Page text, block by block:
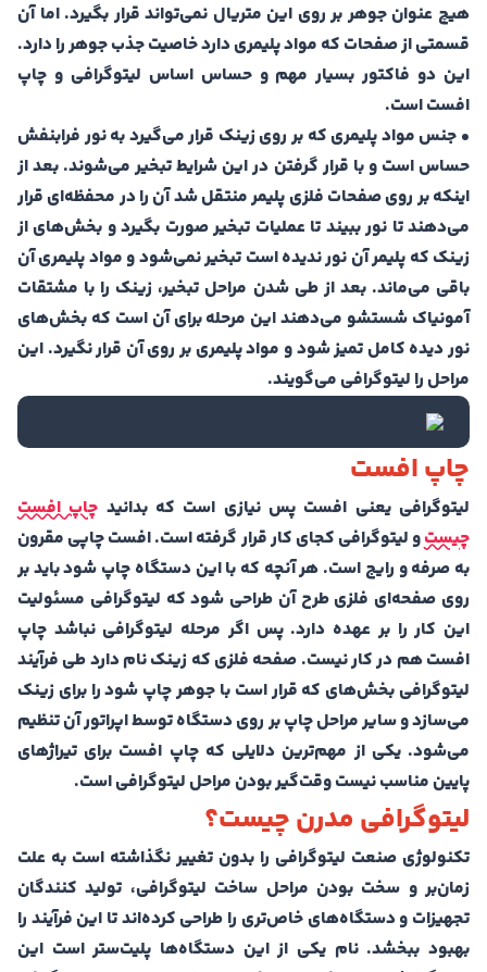
هیچ عنوان جوهر بر روی این متریال نمی‌تواند قرار بگیرد. اما آن
قسمتی از صفحات که مواد پلیمری دارد خاصیت جذب جوهر را دارد.
این دو فاکتور بسیار مهم و حساس اساس لیتوگرافی و چاپ
افست است.
• جنس مواد پلیمری که بر روی زینک قرار می‌گیرد به نور فرابنفش
حساس است و با قرار گرفتن در این شرایط تبخیر می‌شوند‌. بعد از
اینکه بر روی صفحات فلزی پلیمر منتقل شد آن را در محفظه‌ای قرار
می‌دهند تا نور ببیند تا عملیات تبخیر صورت بگیرد و بخش‌های از
زینک که پلیمر آن نور ندیده است تبخیر نمی‌شود و مواد پلیمری آن
باقی می‌ماند. بعد از طی شدن مراحل تبخیر، زینک را با مشتقات
آمونیاک شستشو می‌دهند این مرحله برای آن است که بخش‌های
نور دیده کامل تمیز شود و مواد پلیمری بر روی آن قرار نگیرد. این
مراحل را لیتوگرافی می‌گویند.
چاپ افست
لیتوگرافی یعنی افست پس نیازی است که بدانید چاپ افست
چیستو لیتوگرافی کجای کار قرار گرفته است. افست چاپی مقرون
به صرفه و رایج است. هر آنچه که با این دستگاه چاپ شود باید بر
روی صفحه‌ای فلزی طرح آن طراحی شود که لیتوگرافی مسئولیت
این کار را بر عهده دارد. پس اگر مرحله لیتوگرافی نباشد چاپ
افست هم در کار نیست. صفحه فلزی که زینک نام دارد طی فرآیند
لیتوگرافی بخش‌های که قرار است با جوهر چاپ شود را برای زینک
می‌سازد و سایر مراحل چاپ بر روی دستگاه توسط اپراتور آن تنظیم
می‌شود. یکی از مهم‌ترین دلایلی که چاپ افست برای تیراژهای
پایین مناسب نیست وقت‌گیر بودن مراحل لیتوگرافی است.
لیتوگرافی مدرن چیست؟
تکنولوژی صنعت لیتوگرافی را بدون تغییر نگذاشته است به علت
زمان‌بر و سخت بودن مراحل ساخت لیتوگرافی، تولید کنندگان
تجهیزات و دستگاه‌های خاص‌تری را طراحی کرده‌اند تا این فرآیند را
بهبود ببخشد‌. نام یکی از این دستگاه‌ها پلیت‌ستر است این